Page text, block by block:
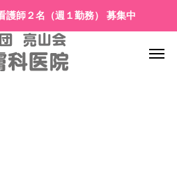
護師２名（週１勤務） 募集中